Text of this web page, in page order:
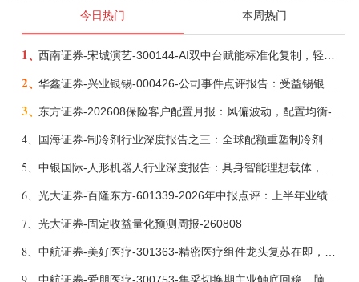
今日热门 本周热门
1、
2、
3、
4、
5、
6、 光大证券-百隆东方-601339-2026年中报点评：上半年业绩表现高增，国内外产能均有亮眼表现-260807
7、 光大证券-固定收益量化预测周报-260808
8、